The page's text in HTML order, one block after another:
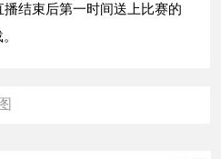
结束后第一时间送上比赛的